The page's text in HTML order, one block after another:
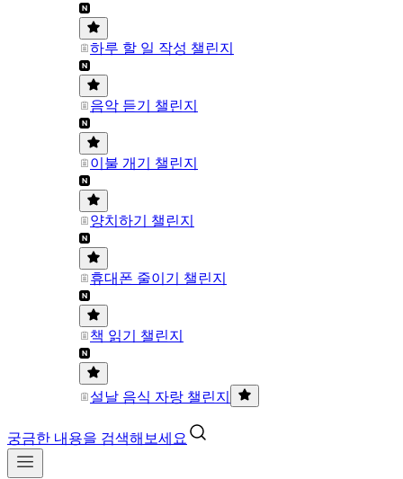
하루 할 일 작성 챌린지
음악 듣기 챌린지
이불 개기 챌린지
양치하기 챌린지
휴대폰 줄이기 챌린지
책 읽기 챌린지
설날 음식 자랑 챌린지
궁금한 내용을 검색해보세요